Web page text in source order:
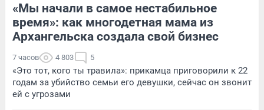
«Мы начали в самое нестабильное
время»: как многодетная мама из
Архангельска создала свой бизнес
7 часов 4 803 5
«Это тот, кого ты травила»: прикамца приговорили к 22
годам за убийство семьи его девушки, сейчас он звонит
ей с угрозами